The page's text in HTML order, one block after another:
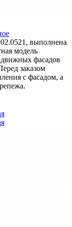
выполнена
модель
фасадов
заказом
с фасадом, а